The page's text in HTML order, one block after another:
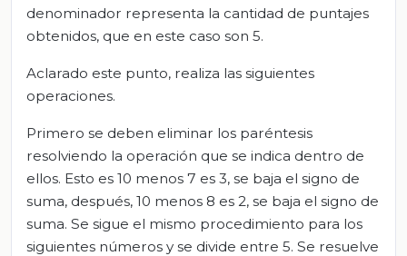
denominador representa la cantidad de puntajes
obtenidos, que en este caso son 5.
Aclarado este punto, realiza las siguientes
operaciones.
Primero se deben eliminar los paréntesis
resolviendo la operación que se indica dentro de
ellos. Esto es 10 menos 7 es 3, se baja el signo de
suma, después, 10 menos 8 es 2, se baja el signo de
suma. Se sigue el mismo procedimiento para los
siguientes números y se divide entre 5. Se resuelve